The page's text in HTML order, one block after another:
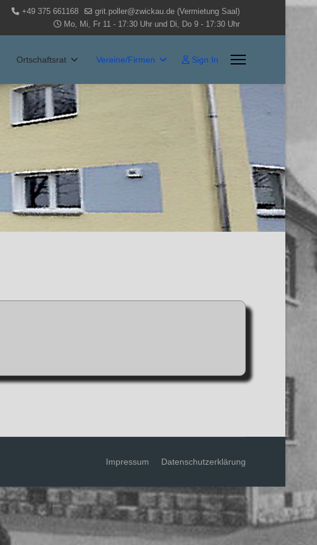
+49 375 661168
grit.poller@zwickau.de (Vermietung Saal)
Mo, Mi, Fr 11 - 17:30 Uhr und Di, Do 9 - 17:30 Uhr
Ortschaftsrat Vereine/Firmen Sign In
Impressum Datenschutzerklärung